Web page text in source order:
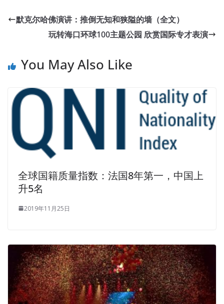
默克尔哈佛演讲：推倒无知和狭隘的墙（全文）
玩转海口环球100主题公园 欣赏国际专才表演
You May Also Like
全球国籍质量指数：法国8年第一，中国上
升5名
2019年11月25日